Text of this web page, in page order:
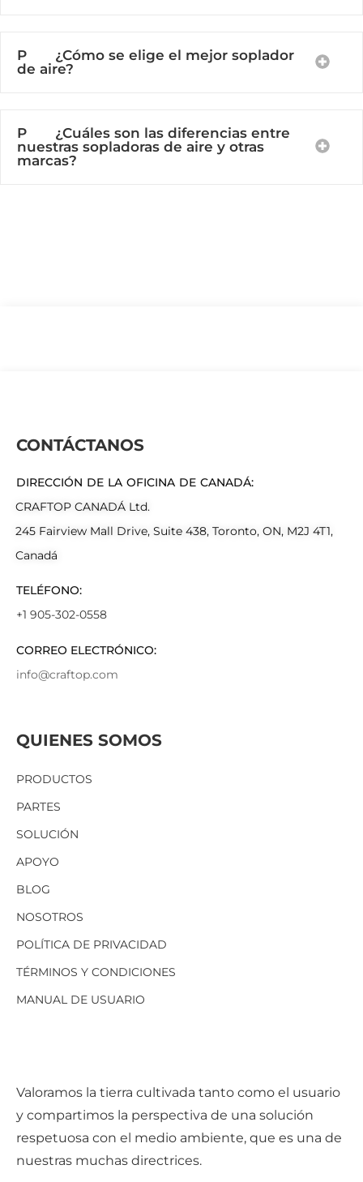
P ¿Cómo se elige el mejor soplador
de aire?
P ¿Cuáles son las diferencias entre
nuestras sopladoras de aire y otras
marcas?
Valoramos la tierra cultivada tanto como el usuario
y compartimos la perspectiva de una solución
respetuosa con el medio ambiente, que es una de
nuestras muchas directrices.
QUIENES SOMOS
PRODUCTOS
PARTES
SOLUCIÓN
APOYO
BLOG
NOSOTROS
POLÍTICA DE PRIVACIDAD
TÉRMINOS Y CONDICIONES
MANUAL DE USUARIO
CONTÁCTANOS
DIRECCIÓN DE LA OFICINA DE CANADÁ:
CRAFTOP CANADÁ Ltd.
245 Fairview Mall Drive, Suite 438, Toronto, ON, M2J 4T1,
Canadá
TELÉFONO:
+1 905-302-0558
CORREO ELECTRÓNICO:
info@craftop.com